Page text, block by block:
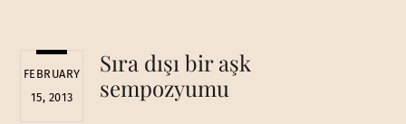
FEBRUARY
15, 2013
Sıra dışı bir aşk
sempozyumu